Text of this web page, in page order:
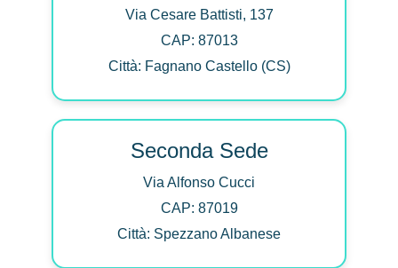
Via Cesare Battisti, 137
CAP: 87013
Città: Fagnano Castello (CS)
Seconda Sede
Via Alfonso Cucci
CAP: 87019
Città: Spezzano Albanese